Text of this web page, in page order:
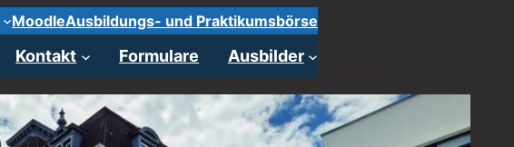
MoodleAusbildungs- und Praktikumsbörse
Kontakt Formulare Ausbilder